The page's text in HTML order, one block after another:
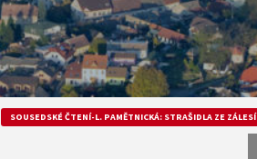
SOUSEDSKÉ ČTENÍ-L. PAMĚTNICKÁ: STRAŠIDLA ZE ZÁLESÍ